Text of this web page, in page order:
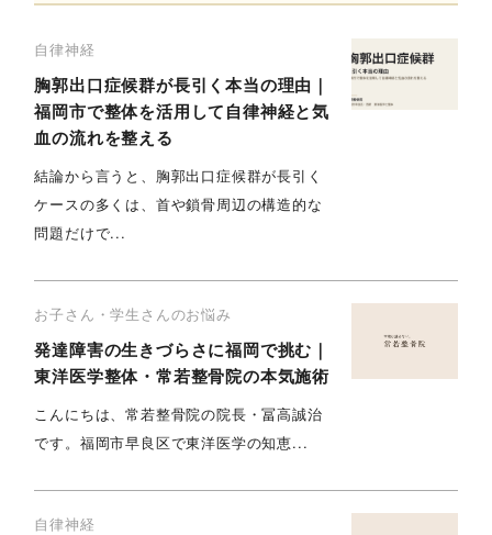
自律神経
胸郭出口症候群が長引く本当の理由｜
福岡市で整体を活用して自律神経と気
血の流れを整える
結論から言うと、胸郭出口症候群が長引く
ケースの多くは、首や鎖骨周辺の構造的な
問題だけで...
お子さん・学生さんのお悩み
発達障害の生きづらさに福岡で挑む｜
東洋医学整体・常若整骨院の本気施術
こんにちは、常若整骨院の院長・冨高誠治
です。福岡市早良区で東洋医学の知恵...
自律神経